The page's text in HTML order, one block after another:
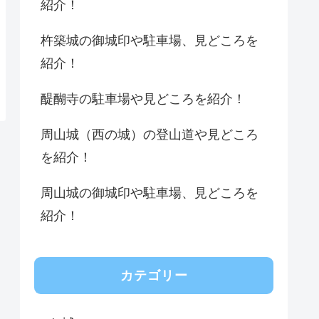
紹介！
杵築城の御城印や駐車場、見どころを
紹介！
醍醐寺の駐車場や見どころを紹介！
周山城（西の城）の登山道や見どころ
を紹介！
周山城の御城印や駐車場、見どころを
紹介！
カテゴリー